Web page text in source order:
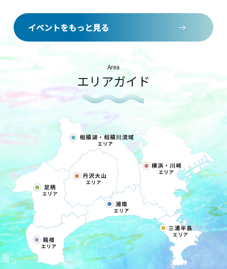
イベントをもっと見る
Area
エリアガイド